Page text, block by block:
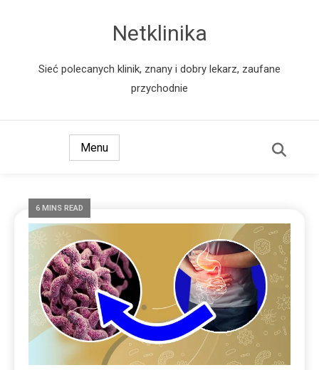
Netklinika
Sieć polecanych klinik, znany i dobry lekarz, zaufane
przychodnie
Menu
6 MINS READ